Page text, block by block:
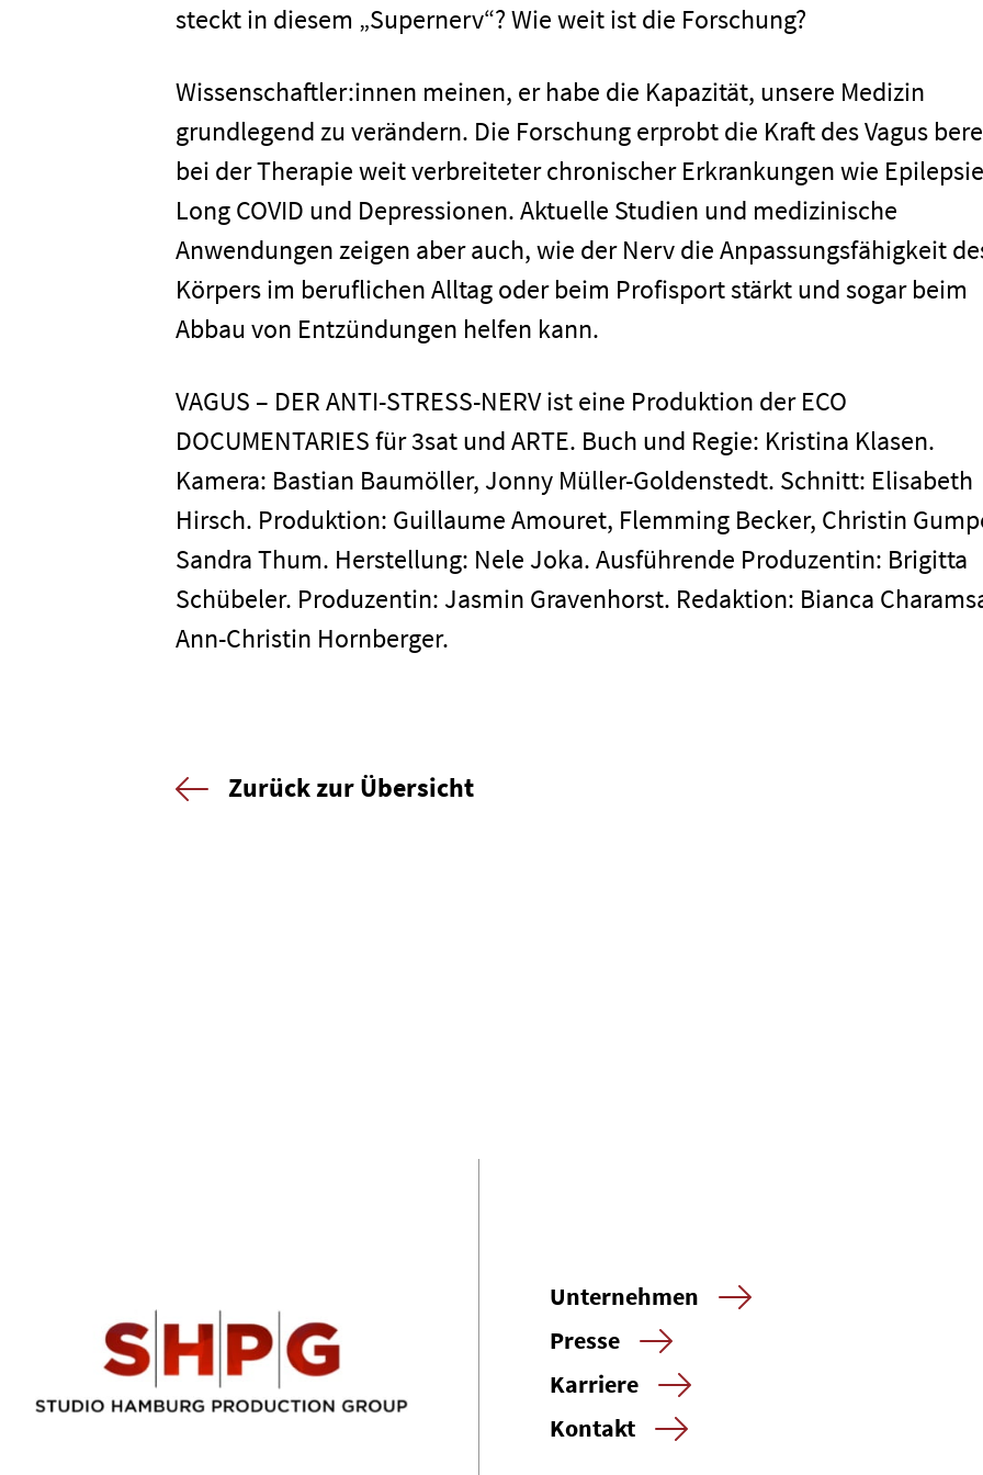
steckt in diesem „Supernerv“? Wie weit ist die Forschung?
Wissenschaftler:innen meinen, er habe die Kapazität, unsere Medizin
grundlegend zu verändern. Die Forschung erprobt die Kraft des Vagus
bei der Therapie weit verbreiteter chronischer Erkrankungen wie
Long COVID und Depressionen. Aktuelle Studien und medizinische
Anwendungen zeigen aber auch, wie der Nerv die Anpassungsfähigkeit
Körpers im beruflichen Alltag oder beim Profisport stärkt und sogar beim
Abbau von Entzündungen helfen kann.
VAGUS – DER ANTI-STRESS-NERV ist eine Produktion der ECO
DOCUMENTARIES für 3sat und ARTE. Buch und Regie: Kristina Klasen.
Kamera: Bastian Baumöller, Jonny Müller-Goldenstedt. Schnitt: Elisabeth
Hirsch. Produktion: Guillaume Amouret, Flemming Becker, Christin
Sandra Thum. Herstellung: Nele Joka. Ausführende Produzentin: Brigitta
Schübeler. Produzentin: Jasmin Gravenhorst. Redaktion: Bianca
Ann-Christin Hornberger.
Zurück zur Übersicht
Unternehmen
Presse
Karriere
Kontakt
Home
Unternehmen
Presse
Karriere
Kontakt
Newsletter Datenschutz Impressum